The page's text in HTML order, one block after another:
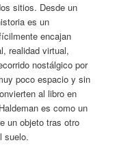
sitios. Desde un
es un
encajan
realidad virtual,
nostálgico por
poco espacio y sin
al libro en
es como un
un objeto tras otro
suelo.